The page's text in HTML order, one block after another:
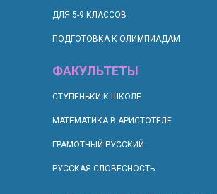
СТУПЕНЬКИ К ШКОЛЕ
МАТЕМАТИКА В АРИСТОТЕЛЕ
ГРАМОТНЫЙ РУССКИЙ
РУССКАЯ СЛОВЕСНОСТЬ
ФАКУЛЬТЕТЫ
ДЛЯ 5-9 КЛАССОВ
ПОДГОТОВКА К ОЛИМПИАДАМ